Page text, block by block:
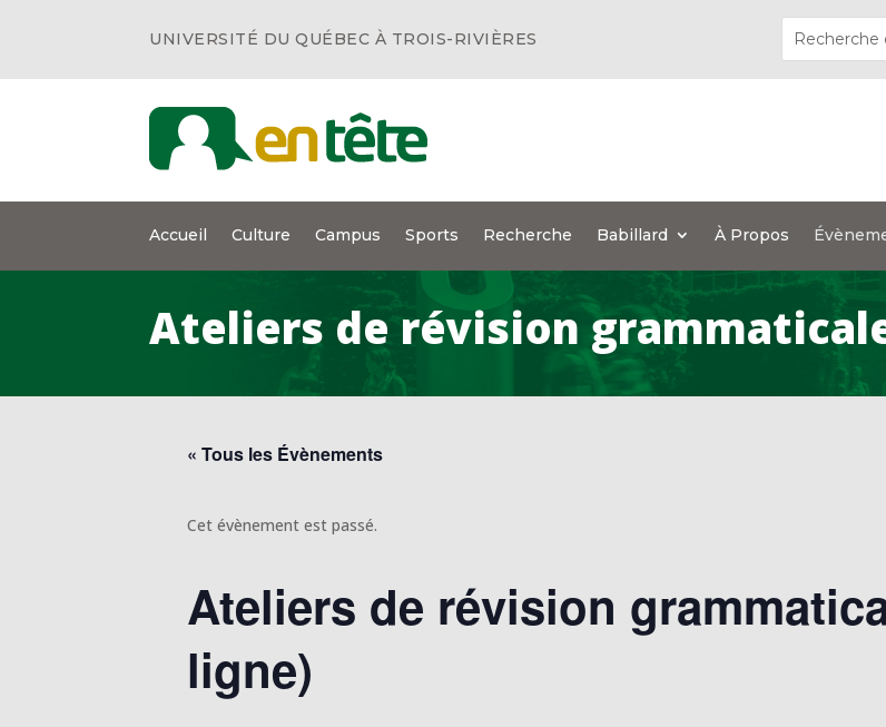
UNIVERSITÉ DU QUÉBEC À TROIS-RIVIÈRES
Accueil Culture Campus Sports Recherche Babillard À Propos
Ateliers de révision
« Tous les Évènements
Cet évènement est passé.
Ateliers de révision
ligne)